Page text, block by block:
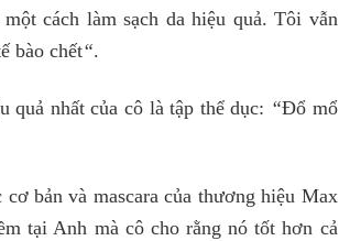
cách làm sạch da hiệu quả. Tôi vẫn
bào chết“.
quả nhất của cô là tập thể dục: “Đổ mổ
bản và mascara của thương hiệu Max
tại Anh mà cô cho rằng nó tốt hơn cả